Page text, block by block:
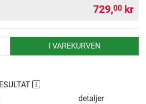
729,00 kr
I VAREKURVEN
detaljer